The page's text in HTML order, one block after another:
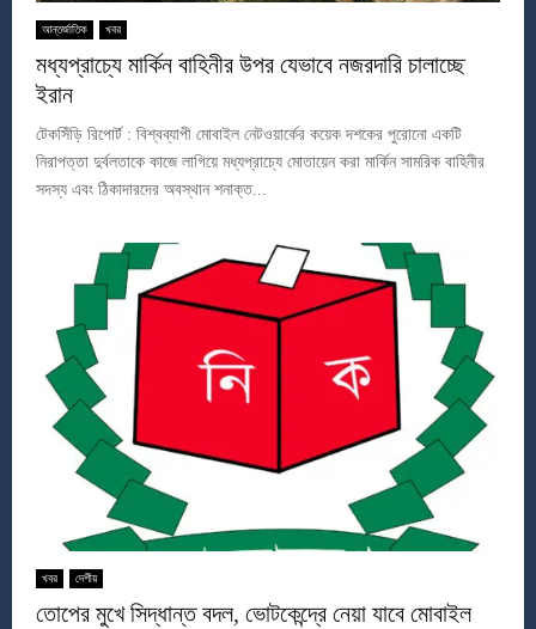
আন্তর্জাতিক খবর
মধ্যপ্রাচ্যে মার্কিন বাহিনীর উপর যেভাবে নজরদারি চালাচ্ছে
ইরান
টেকসিঁড়ি রিপোর্ট : বিশ্বব্যাপী মোবাইল নেটওয়ার্কের কয়েক দশকের পুরোনো একটি
নিরাপত্তা দুর্বলতাকে কাজে লাগিয়ে মধ্যপ্রাচ্যে মোতায়েন করা মার্কিন সামরিক বাহিনীর
সদস্য এবং ঠিকাদারদের অবস্থান শনাক্ত...
খবর দেশীয়
তোপের মুখে সিদ্ধান্ত বদল, ভোটকেন্দ্রে নেয়া যাবে মোবাইল